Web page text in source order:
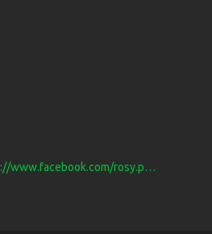
https://www.facebook.com/rosy.poltava